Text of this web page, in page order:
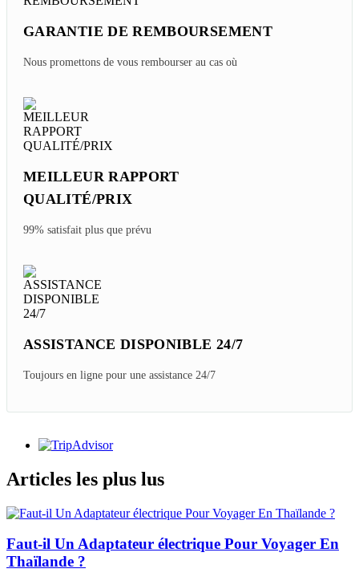
GARANTIE DE REMBOURSEMENT
Nous promettons de vous rembourser au cas où
MEILLEUR RAPPORT
QUALITÉ/PRIX
99% satisfait plus que prévu
ASSISTANCE DISPONIBLE 24/7
Toujours en ligne pour une assistance 24/7
Articles les plus lus
Faut-il Un Adaptateur électrique Pour Voyager En
Thaïlande ?